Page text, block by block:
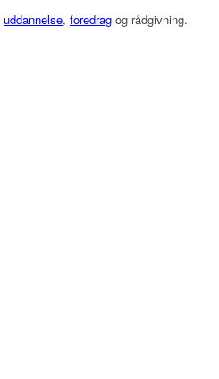
uddannelse, foredrag og rådgivning.